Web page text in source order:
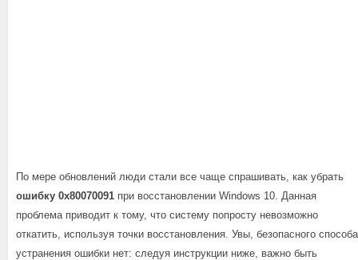
По мере обновлений люди стали все чаще спрашивать, как убрать
ошибку 0x80070091 при восстановлении Windows 10. Данная
проблема приводит к тому, что систему попросту невозможно
откатить, используя точки восстановления. Увы, безопасного способа
устранения ошибки нет: следуя инструкции ниже, важно быть